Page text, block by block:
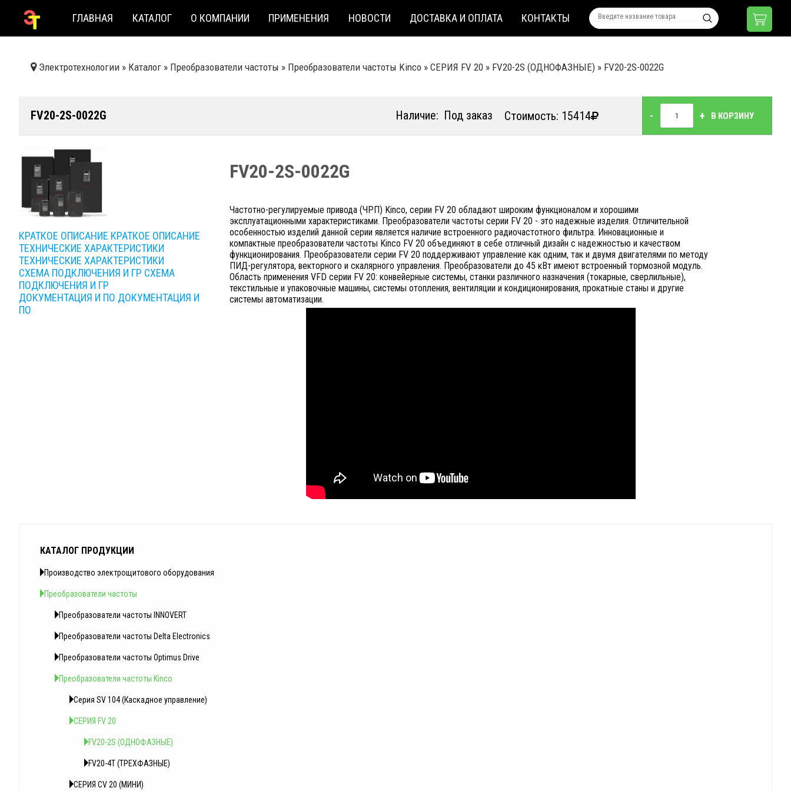
ГЛАВНАЯ КАТАЛОГ О КОМПАНИИ ПРИМЕНЕНИЯ НОВОСТИ ДОСТАВКА И ОПЛАТА КОНТАКТЫ
Электротехнологии » Каталог » Преобразователи частоты » Преобразователи частоты Kinco » СЕРИЯ FV 20 » FV20-2S (ОДНОФАЗНЫЕ) » FV20-2S-0022G
FV20-2S-0022G Наличие: Под заказ Стоимость: 15414 - + В КОРЗИНУ
КРАТКОЕ ОПИСАНИЕ КРАТКОЕ ОПИСАНИЕ
ТЕХНИЧЕСКИЕ ХАРАКТЕРИСТИКИ
ТЕХНИЧЕСКИЕ ХАРАКТЕРИСТИКИ
СХЕМА ПОДКЛЮЧЕНИЯ И ГР СХЕМА
ПОДКЛЮЧЕНИЯ И ГР
ДОКУМЕНТАЦИЯ И ПО ДОКУМЕНТАЦИЯ И
ПО
FV20-2S-0022G
Частотно-регулируемые привода (ЧРП) Kinco, серии FV 20 обладают широким функционалом и хорошими
эксплуатационными характеристиками. Преобразователи частоты серии FV 20 - это надежные изделия. Отличительной
особенностью изделий данной серии является наличие встроенного радиочастотного фильтра. Инновационные и
компактные преобразователи частоты Kinco FV 20 объединяют в себе отличный дизайн с надежностью и качеством
функционирования. Преобразователи серии FV 20 поддерживают управление как одним, так и двумя двигателями по методу
ПИД-регулятора, векторного и скалярного управления. Преобразователи до 45 кВт имеют встроенный тормозной модуль.
Область применения VFD серии FV 20: конвейерные системы, станки различного назначения (токарные, сверлильные),
текстильные и упаковочные машины, системы отопления, вентиляции и кондиционирования, прокатные станы и другие
системы автоматизации.
КАТАЛОГ ПРОДУКЦИИ
Производство электрощитового оборудования
Преобразователи частоты
Преобразователи частоты INNOVERT
Преобразователи частоты Delta Electronics
Преобразователи частоты Optimus Drive
Преобразователи частоты Kinco
Серия SV 104 (Каскадное управление)
СЕРИЯ FV 20
FV20-2S (ОДНОФАЗНЫЕ)
FV20-4T (ТРЕХФАЗНЫЕ)
СЕРИЯ CV 20 (МИНИ)